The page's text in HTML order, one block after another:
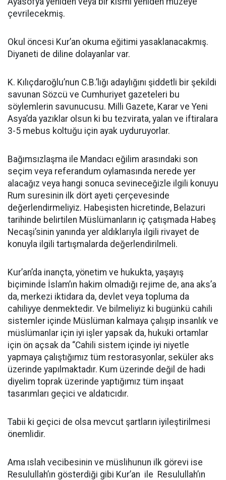
çevrilecekmiş.
Okul öncesi Kur’an okuma eğitimi yasaklanacakmış.
Diyaneti de diline dolayanlar var.
K. Kılıçdaroğlu’nun C.B.’lığı adaylığını şiddetli bir şekildi
savunan Sözcü ve Cumhuriyet gazeteleri bu
söylemlerin savunucusu. Milli Gazete, Karar ve Yeni
Asya’da yazıklar olsun ki bu tezvirata, yalan ve iftiralara
3-5 mebus koltuğu için ayak uyduruyorlar.
Bağımsızlaşma ile Mandacı eğilim arasındaki son
seçim veya referandum oylamasında nerede yer
alacağız veya hangi sonuca sevineceğizle ilgili konuyu
Rum suresinin ilk dört ayeti çerçevesinde
değerlendirmeliyiz. Habeşisten hicretinde, Belazuri
tarihinde belirtilen Müslümanların iç çatışmada Habeş
Necaşi’sinin yanında yer aldıklarıyla ilgili rivayet de
konuyla ilgili tartışmalarda değerlendirilmeli.
Kur’an’da inançta, yönetim ve hukukta, yaşayış
biçiminde İslam’ın hakim olmadığı rejime de, ana aks’a
da, merkezi iktidara da, devlet veya topluma da
cahiliyye denmektedir. Ve bilmeliyiz ki bugünkü cahili
sistemler içinde Müslüman kalmaya çalışıp insanlık ve
müslümanlar için iyi işler yapsak da, hukuki ortamlar
için ön açsak da “Cahili sistem içinde iyi niyetle
yapmaya çalıştığımız tüm restorasyonlar, seküler aks
üzerinde yapılmaktadır. Kum üzerinde değil de hadi
diyelim toprak üzerinde yaptığımız tüm inşaat
tasarımları geçici ve aldatıcıdır.
Tabii ki geçici de olsa mevcut şartların iyileştirilmesi
önemlidir.
Ama ıslah vecibesinin ve müslihunun ilk görevi ise
Resulullah’ın gösterdiği gibi Kur’an ile Resulullah’ın